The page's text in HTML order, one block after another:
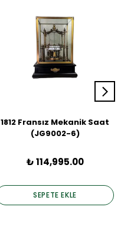
1812 Fransız Mekanik Saat
(JG9002-6)
₺ 114,995.00
SEPETE EKLE